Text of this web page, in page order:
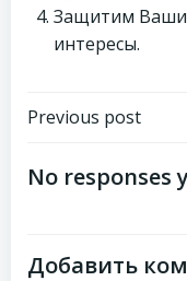
Защитим Ваши
интересы.
по
Previous post
No responses
Добавить